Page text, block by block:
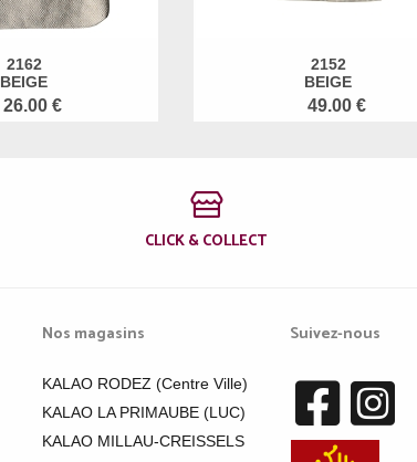
2162
BEIGE
26.00 €
2152
BEIGE
49.00 €
CLICK & COLLECT
Nos magasins
KALAO RODEZ (Centre Ville)
KALAO LA PRIMAUBE (LUC)
KALAO MILLAU-CREISSELS
Suivez-nous